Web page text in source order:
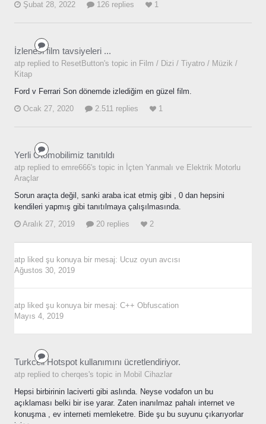
Şubat 28, 2022 126 replies 1
İzlenesi film tavsiyeleri ...
atp replied to ResetButton's topic in Film / Dizi / Tiyatro / Müzik /
Kitap
Ford v Ferrari Son dönemde izlediğim en güzel film.
Ocak 27, 2020
2.511 replies 1
Yerli Otomobilimiz tanıtıldı
atp replied to emre666's topic in İçten Yanmalı ve Elektrik Motorlu
Araçlar
Sorun araçta değil, sanki araba icat etmiş gibi , 0 dan hepsini
kendileri yapmış gibi tanıtılmaya çalışılmasında.
Aralık 27, 2019
20 replies 2
atp liked şu konuya bir mesaj: Ucuz oyun avcısı
Ağustos 30, 2019
atp liked şu konuya bir mesaj: C++ Obfuscation
Mayıs 4, 2019
Turkcell Hotspot kullanımını ücretlendiriyor.
atp replied to cherqes's topic in Mobil Cihazlar
Hepsi birbirinin laciverti gibi aslında. Neyse vodafon un bu
açıklaması belki bir ise yarar. Zaten inanılmaz pahalı internet ve
konuşma , ev interneti memleketre. Bide şu bu suyunu çıkarıyorlar